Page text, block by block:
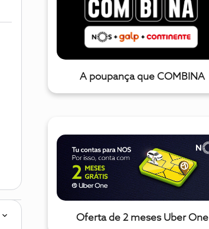
A poupança que COMBINA
Oferta de 2 meses Uber One